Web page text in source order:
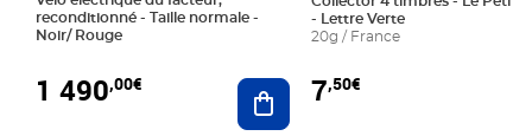
reconditionné - Taille normale -
Noir/ Rouge
1 490,00€ Ajouter au panier
- Lettre Verte
20g / France
7,50€